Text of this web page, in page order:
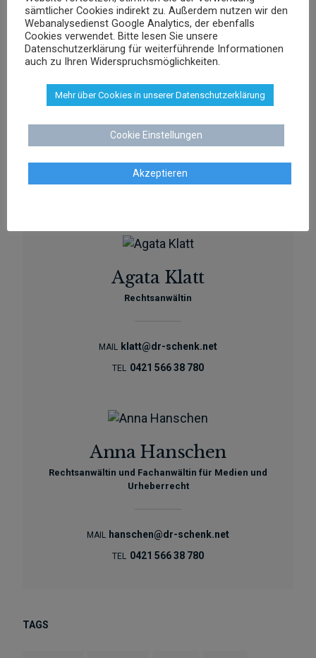
TEL 0421 566 38 780
Agnieszka Schenk
Rechtsanwältin
aschenk@dr-schenk.net
Agata Klatt
Rechtsanwältin
MAIL klatt@dr-schenk.net
TEL 0421 566 38 780
Anna Hanschen
Rechtsanwältin und Fachanwältin für Medien und
Urheberrecht
MAIL hanschen@dr-schenk.net
TEL 0421 566 38 780
TAGS
sämtlicher Cookies indirekt zu. Außerdem nutzen wir den
Webanalysedienst Google Analytics, der ebenfalls
Cookies verwendet. Bitte lesen Sie unsere
Datenschutzerklärung für weiterführende Informationen
auch zu Ihren Widerspruchsmöglichkeiten.
Mehr über Cookies in unserer Datenschutzerklärung
Cookie Einstellungen
Akzeptieren